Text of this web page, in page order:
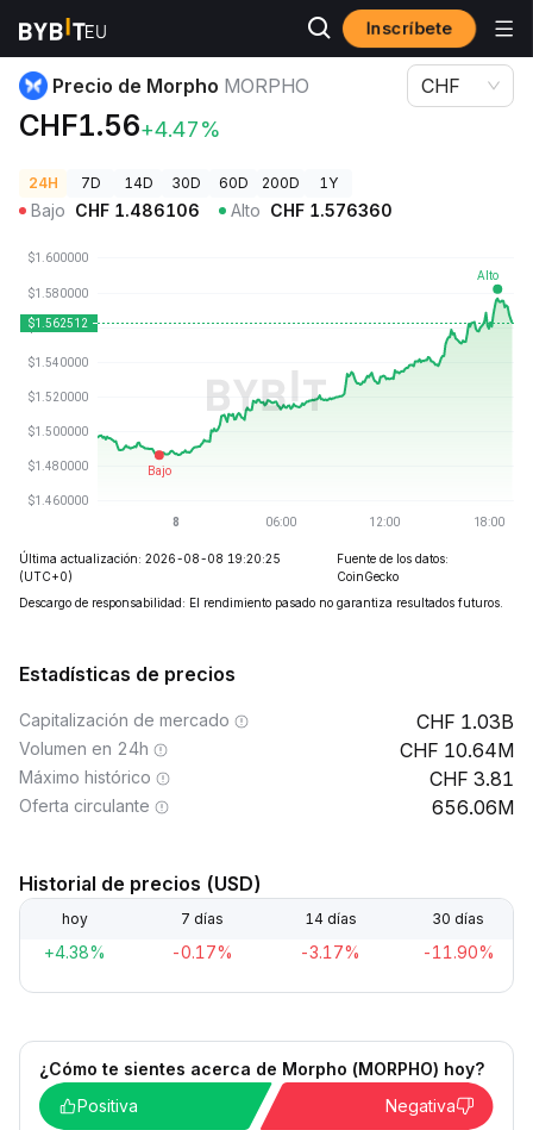
Inscríbete
Precios de Criptomonedas Precio de Morpho MORPHO
Precio de Morpho MORPHO
CHF1.56+4.47%
CHF
24H 7D 14D 30D 60D 200D 1Y
Bajo CHF 1.486106 Alto CHF 1.576360
Última actualización: 2026-08-08 19:20:25
(UTC+0)
Fuente de los datos:
CoinGecko
Descargo de responsabilidad: El rendimiento pasado no garantiza resultados futuros.
Estadísticas de precios
Capitalización de mercado 1.03B
Volumen en 24h 10.64M
Máximo histórico 3.81
Oferta circulante 656.06M
Historial de precios (USD)
hoy 7 días 14 días 30 días
+4.38% -0.17% -3.17% -11.90%
¿Cómo te sientes acerca de Morpho (MORPHO) hoy?
Positiva
Negativa